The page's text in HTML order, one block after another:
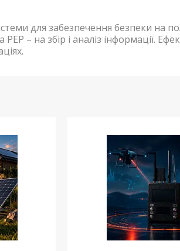
для забезпечення безпеки на
РЕР – на збір і аналіз інформації.